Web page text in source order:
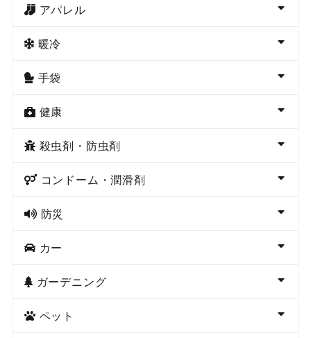
アパレル
暖冷
手袋
健康
殺虫剤・防虫剤
コンドーム・潤滑剤
防災
カー
ガーデニング
ペット